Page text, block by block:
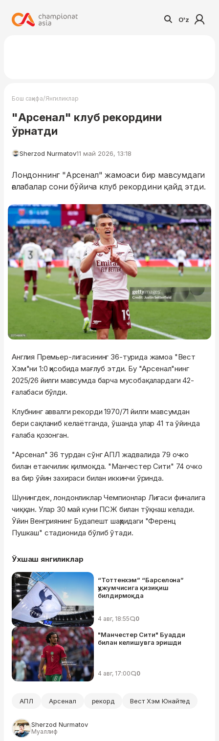
O'z
Бош саҳифа/Янгиликлар
"Арсенал" клуб рекордини
ўрнатди
Sherzod Nurmatov11 май 2026, 13:18
Лондоннинг "Арсенал" жамоаси бир мавсумдаги
ғалабалар сони бўйича клуб рекордини қайд этди.
Англия Премьер-лигасининг 36-турида жамоа "Вест
Хэм"ни 1:0 ҳисобида мағлуб этди. Бу "Арсенал"нинг
2025/26 йилги мавсумда барча мусобақалардаги 42-
ғалабаси бўлди.
Клубнинг аввалги рекорди 1970/71 йилги мавсумдан
бери сақланиб келаётганда, ўшанда улар 41 та ўйинда
ғалаба қозонган.
"Арсенал" 36 турдан сўнг АПЛ жадвалида 79 очко
билан етакчилик қилмоқда. "Манчестер Сити" 74 очко
ва бир ўйин захираси билан иккинчи ўринда.
Шунингдек, лондонликлар Чемпионлар Лигаси финалига
чиққан. Улар 30 май куни ПСЖ билан тўқнаш келади.
Ўйин Венгриянинг Будапешт шаҳридаги "Ференц
Пушкаш" стадионида бўлиб ўтади.
Ўхшаш янгиликлар
“Тоттенхэм” “Барселона”
ҳужумчисига қизиқиш
билдирмоқда
4 авг, 18:55 0
"Манчестер Сити" Буадди
билан келишувга эришди
4 авг, 17:00 0
АПЛ Арсенал рекорд Вест Хэм Юнайтед
Sherzod Nurmatov
Муаллиф